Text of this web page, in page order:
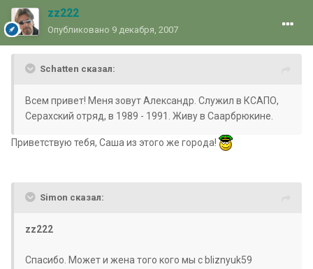
zz222
Опубликовано 9 декабря, 2007
Schatten сказал:
Всем привет! Меня зовут Александр. Служил в КСАПО,
Серахский отряд, в 1989 - 1991. Живу в Саарбрюкине.
Приветствую тебя, Саша из этого же города!
Simon сказал:
zz222
Спасибо. Может и жена того кого мы с bliznyuk59